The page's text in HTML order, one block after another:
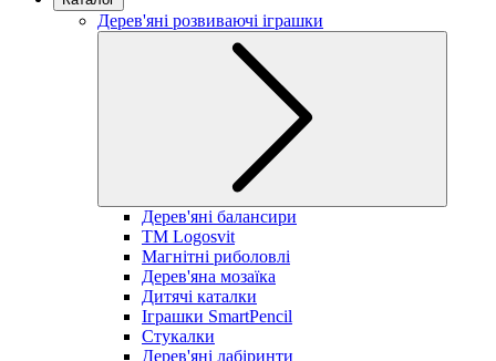
Дерев'яні розвиваючі іграшки
Дерев'яні балансири
TM Logosvit
Магнітні риболовлі
Дерев'яна мозаїка
Дитячі каталки
Іграшки SmartPencil
Стукалки
Дерев'яні лабіринти